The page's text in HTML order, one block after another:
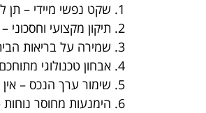
שקט נפשי מיידי – תן
תיקון מקצועי
שמירה על בריאות
אבחון טכנולוגי
שימור ערך הנכס –
הימנעות מחוסר נוחות